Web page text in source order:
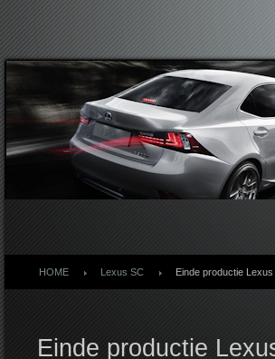
HOME Lexus SC Einde productie
Einde productie